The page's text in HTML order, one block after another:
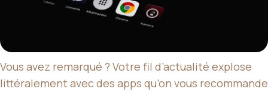
Vous avez remarqué ? Votre fil d’actualité explose
littéralement avec des apps qu’on vous recommande